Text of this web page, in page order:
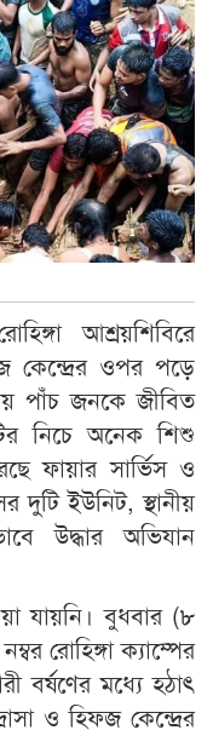
আশ্রয়শিবিরে
কেন্দ্রের ওপর পড়ে
পাঁচ জনকে জীবিত
নিচে অনেক শিশু
ফায়ার সার্ভিস ও
দুটি ইউনিট, স্থানীয়
উদ্ধার অভিযান
যায়নি। বুধবার (৮
রোহিঙ্গা ক্যাম্পের
বর্ষণের মধ্যে হঠাৎ
ও হিফজ কেন্দ্রের